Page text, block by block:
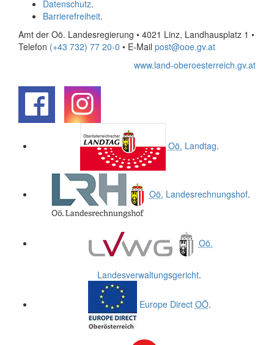
Datenschutz.
Barrierefreiheit.
Amt der Oö. Landesregierung • 4021 Linz, Landhausplatz 1 •
Telefon (+43 732) 77 20-0 • E-Mail post@ooe.gv.at
www.land-oberoesterreich.gv.at
Oö. Landtag.
Oö. Landesrechnungshof.
Oö.
Landesverwaltungsgericht.
Europe Direct OÖ.